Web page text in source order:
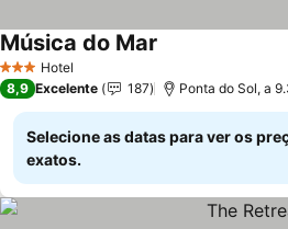
3 EstrelasHotel
Música do Mar
8,9 Excelente 187 Ponta do Sol, a
Selecione as datas para ver os
exatos.